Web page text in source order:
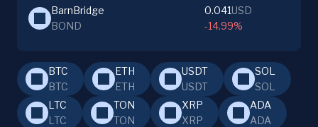
BarnBridge
BOND
0.041USD
-14.99%
BTC
BTC
ETH
ETH
USDT
USDT
SOL
SOL
LTC
LTC
TON
TON
XRP
XRP
ADA
ADA